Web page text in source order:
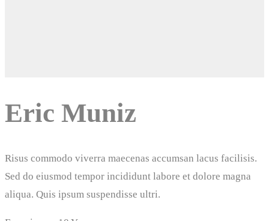
Eric Muniz
Risus commodo viverra maecenas accumsan lacus facilisis.
Sed do eiusmod tempor incididunt labore et dolore magna
aliqua. Quis ipsum suspendisse ultri.